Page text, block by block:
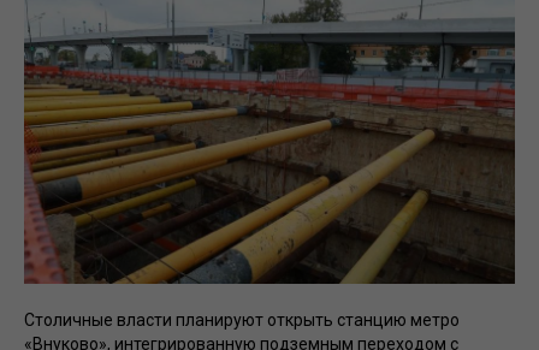
Столичные власти планируют открыть станцию метро
«Внуково», интегрированную подземным переходом с